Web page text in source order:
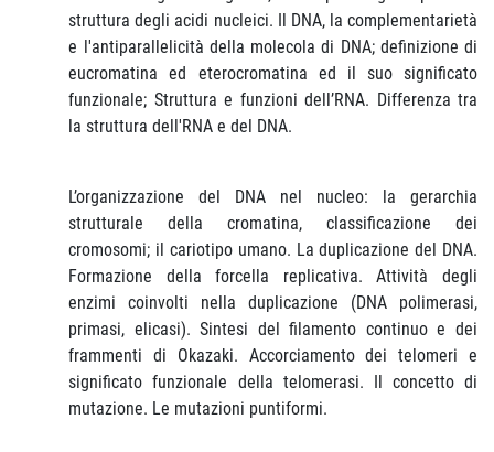
struttura degli acidi nucleici. Il DNA, la complementarietà
e l'antiparallelicità della molecola di DNA; definizione di
eucromatina ed eterocromatina ed il suo significato
funzionale; Struttura e funzioni dell’RNA. Differenza tra
la struttura dell'RNA e del DNA.
L’organizzazione del DNA nel nucleo: la gerarchia
strutturale della cromatina, classificazione dei
cromosomi; il cariotipo umano. La duplicazione del DNA.
Formazione della forcella replicativa. Attività degli
enzimi coinvolti nella duplicazione (DNA polimerasi,
primasi, elicasi). Sintesi del filamento continuo e dei
frammenti di Okazaki. Accorciamento dei telomeri e
significato funzionale della telomerasi. Il concetto di
mutazione. Le mutazioni puntiformi.